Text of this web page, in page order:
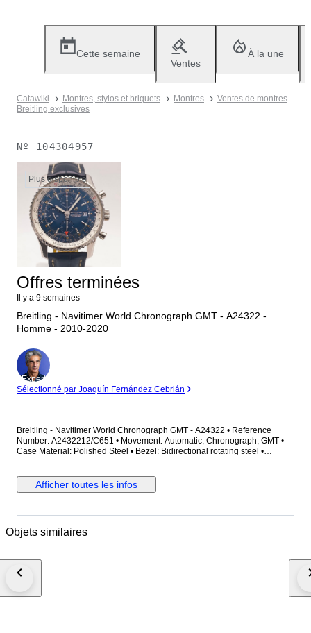
Cette semaine
Ventes
À la une
Catawiki Montres, stylos et briquets Montres
Ventes de montres
Breitling exclusives
Nº 104304957
Plus disponible
Offres terminées
Il y a 9 semaines
Breitling - Navitimer World Chronograph GMT - A24322 -
Homme - 2010-2020
Expert
Sélectionné par Joaquín Fernández Cebrián
Breitling - Navitimer World Chronograph GMT - A24322 • Reference
Number: A2432212/C651 • Movement: Automatic, Chronograph, GMT •
Case Material: Polished Steel • Bezel: Bidirectional rotating steel •
(Aftermatket) • Wrist Size: 21 cm (Including case) • Condition: Worn & Very
good condition. • Scope of Delivery: Watch only Premium Timepieces &
industry, we are now offering professionally serviced and meticulously
orders are shipped quickly and securely via DHL, UPS, or FedEx. To
this special shipping option is chosen, a modest additional fee will apply
Afficher toutes les infos
Objets similaires